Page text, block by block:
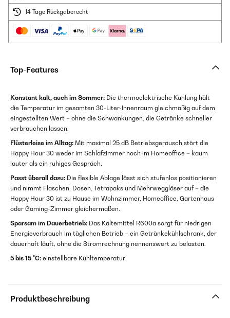
14 Tage Rückgaberecht
Top-Features
Konstant kalt, auch im Sommer: Die thermoelektrische Kühlung hält
die Temperatur im gesamten 30-Liter-Innenraum gleichmäßig auf dem
eingestellten Wert – ohne die Schwankungen, die Getränke schneller
verbrauchen lassen.
Flüsterleise im Alltag: Mit maximal 25 dB Betriebsgeräusch stört die
Happy Hour 30 weder im Schlafzimmer noch im Homeoffice – kaum
lauter als ein ruhiges Gespräch.
Passt überall dazu: Die flexible Ablage lässt sich stufenlos positionieren
und nimmt Flaschen, Dosen, Tetrapaks und Mehrweggläser auf – die
Happy Hour 30 ist zu Hause im Wohnzimmer, Homeoffice, Gartenhaus
oder Gaming-Zimmer gleichermaßen.
Sparsam im Dauerbetrieb: Das Kältemittel R600a sorgt für niedrigen
Energieverbrauch im täglichen Betrieb – ein Getränkekühlschrank, der
dauerhaft läuft, ohne die Stromrechnung nennenswert zu belasten.
5 bis 15 °C: einstellbare Kühltemperatur
Produktbeschreibung